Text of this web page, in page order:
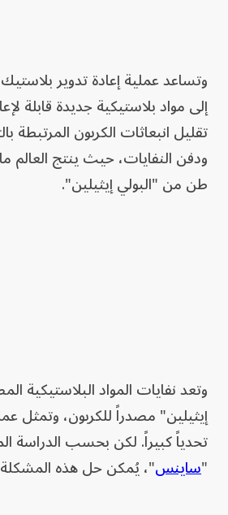
وتساعد عملية إعادة تدوير
إلى مواد بلاستيكية جديدة قابلة
تقليل انبعاثات الكربون المرتبطة
طن من "البولي إيثيلين".
وتعد نفايات المواد البلاستيكية
إيثيلين" مصدراً للكربون، وتمثل
تحدياً كبيراً. لكن بحسب الدراسة
"ساينس"، يُمكن حل هذه